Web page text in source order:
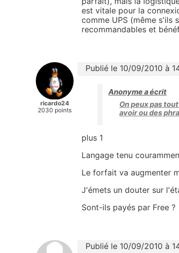
est vitale pour la
comme UPS (même s'ils
recommandables et
ricardo24
2030 points
Publié le 10/09/2010 à
Anonyme a écrit
On peux pas
avoir ou des
plus 1
Langage tenu
Le forfait va augmenter
J'émets un douter sur
Sont-ils payés par Free ?
Publié le 10/09/2010 à